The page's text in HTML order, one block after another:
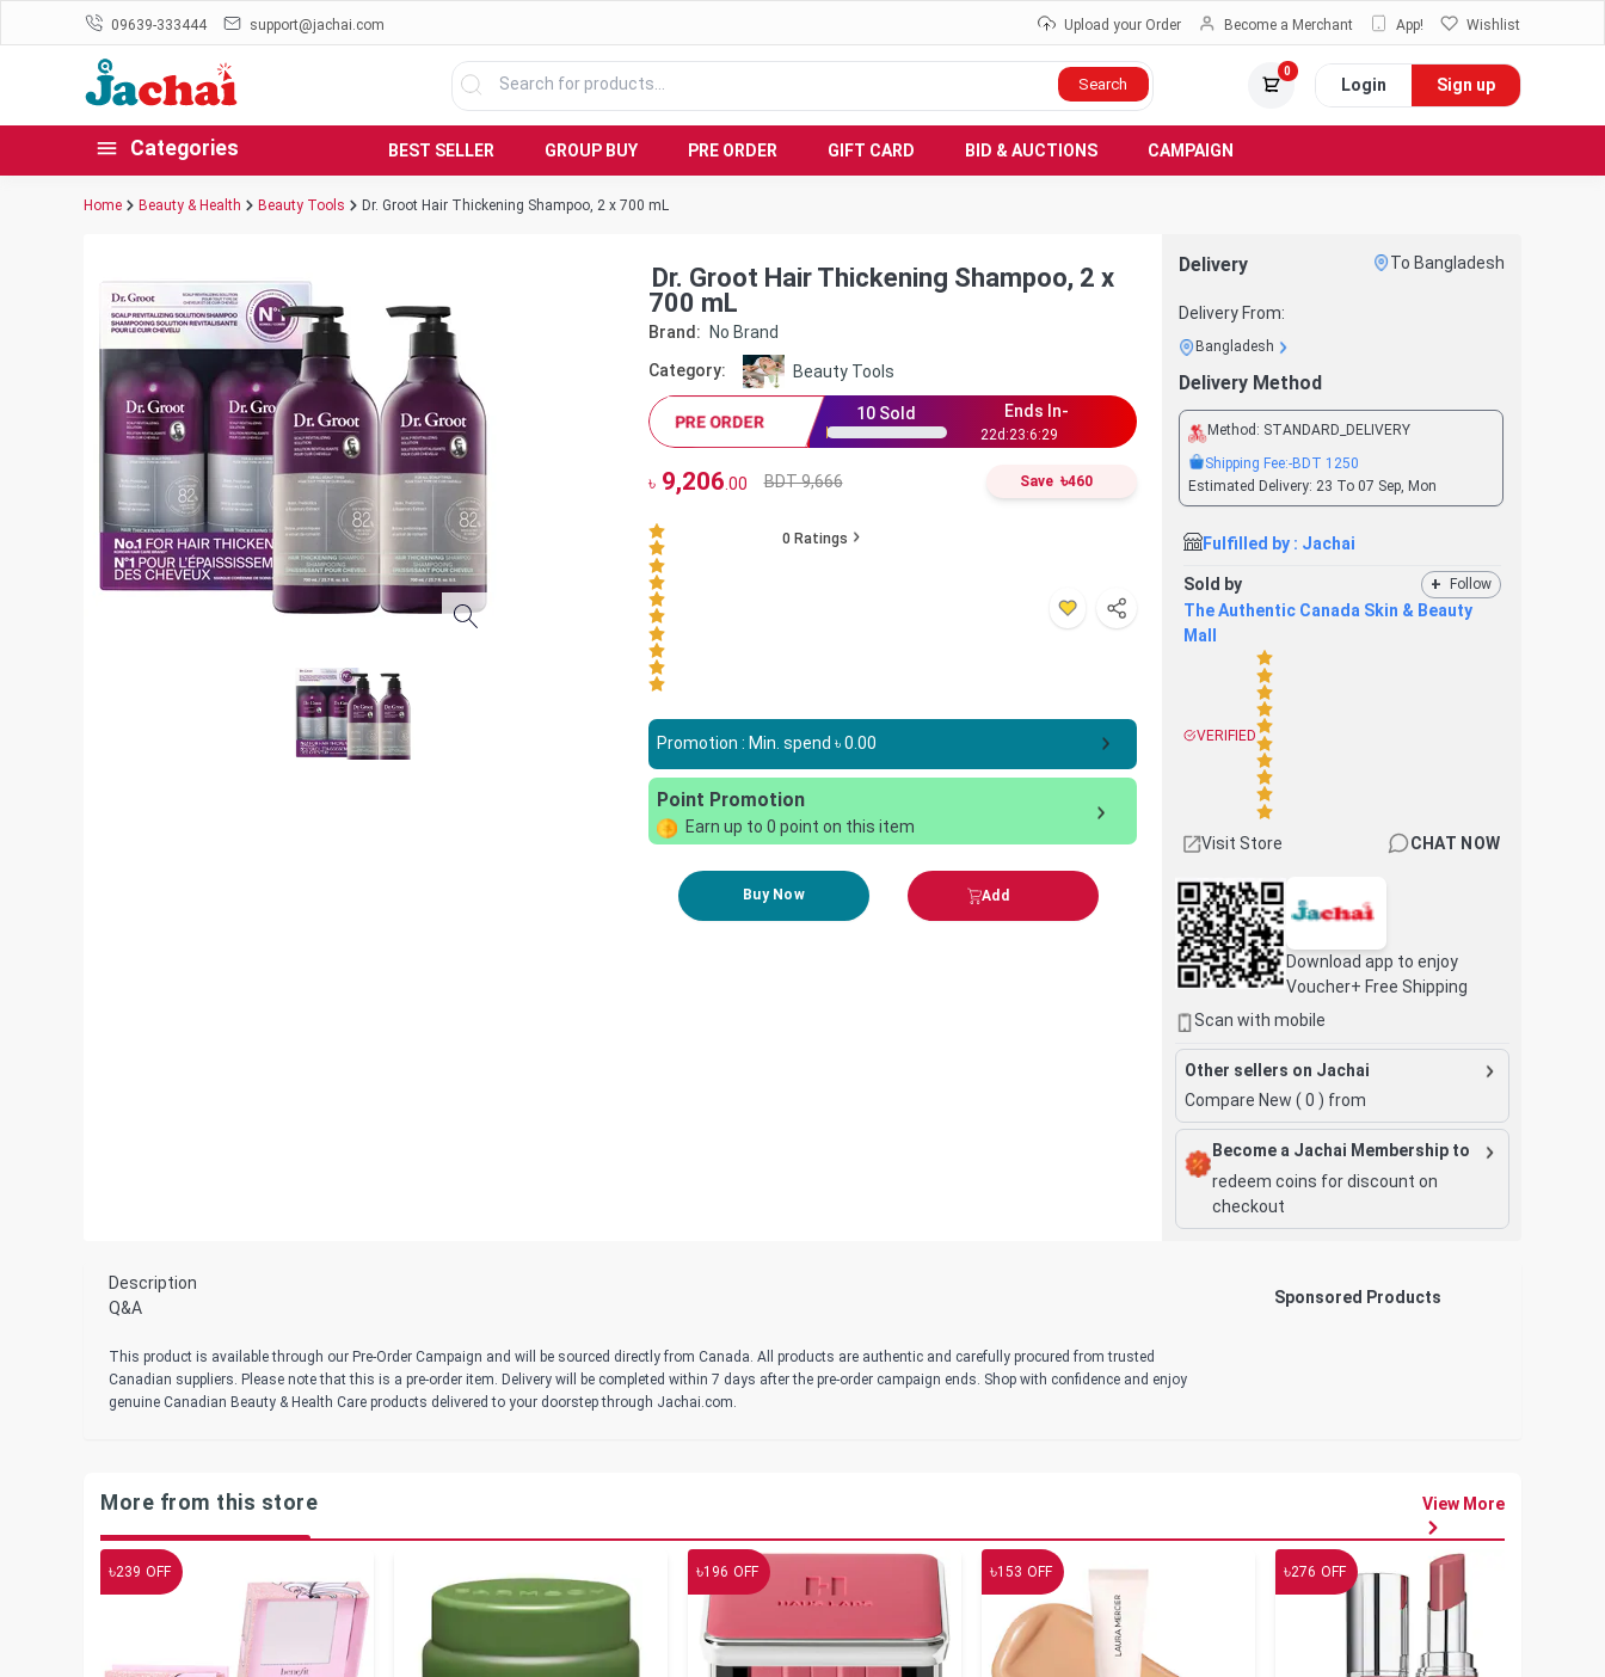
09639-333444 support@jachai.com Upload your Order Become a Merchant App! Wishlist
Search
0
Login Sign up
Categories BEST SELLER GROUP BUY PRE ORDER GIFT CARD BID & AUCTIONS CAMPAIGN
Home Beauty & Health Beauty Tools Dr. Groot Hair Thickening Shampoo, 2 x 700 mL
Dr. Groot Hair Thickening Shampoo, 2 x
700 mL
Brand: No Brand
Category: Beauty Tools
PRE ORDER 10 Sold Ends In-
22d:23:6:28
৳9,206 .00 BDT 9,666 Save ৳460
0 Ratings
Promotion : Min. spend ৳0.00
Point Promotion
Earn up to 0 point on this item
Buy Now Add
Delivery To Bangladesh
Delivery From:
Bangladesh
Delivery Method
Method: STANDARD_DELIVERY
Shipping Fee:-BDT 1250
Estimated Delivery: 23 To 07 Sep, Mon
Fulfilled by : Jachai
Sold by + Follow
The Authentic Canada Skin & Beauty
Mall
VERIFIED
Visit Store CHAT NOW
Download app to enjoy
Voucher+ Free Shipping
Scan with mobile
Other sellers on Jachai
Compare New ( 0 ) from
Become a Jachai Membership to
redeem coins for discount on
checkout
Description
Q&A
This product is available through our Pre-Order Campaign and will be sourced directly from Canada. All products are authentic and carefully procured from trusted
Canadian suppliers. Please note that this is a pre-order item. Delivery will be completed within 7 days after the pre-order campaign ends. Shop with confidence and enjoy
genuine Canadian Beauty & Health Care products delivered to your doorstep through Jachai.com.
Sponsored Products
More from this store View More
৳239 OFF ৳196 OFF ৳153 OFF ৳276 OFF